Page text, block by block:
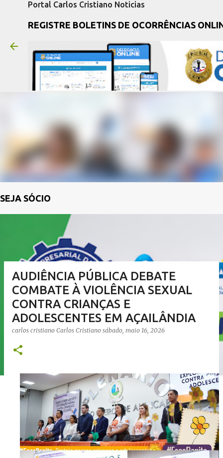
Portal Carlos Cristiano Noticias
REGISTRE BOLETINS DE OCORRÊNCIAS
SEJA SÓCIO
AUDIÊNCIA PÚBLICA DEBATE
COMBATE À VIOLÊNCIA SEXUAL
CONTRA CRIANÇAS E
ADOLESCENTES EM AÇAILÂNDIA
carlos cristiano Carlos Cristiano sábado, maio 16, 2026